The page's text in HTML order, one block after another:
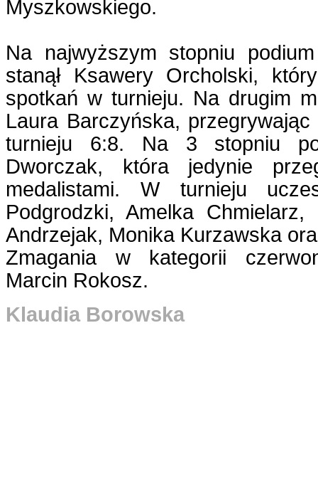
Myszkowskiego.
Na najwyższym stopniu
stanął Ksawery Orcholski,
spotkań w turnieju. Na drugim
Laura Barczyńska,
turnieju 6:8. Na 3 stopniu
Dworczak, która jedynie
medalistami. W turnieju
Podgrodzki, Amelka
Andrzejak, Monika Kurzawska
Zmagania w kategorii
Marcin Rokosz.
Klaudia Borowska